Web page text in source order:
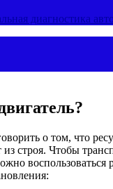
диагностика
о том, что
строя. Чтобы
воспользоваться